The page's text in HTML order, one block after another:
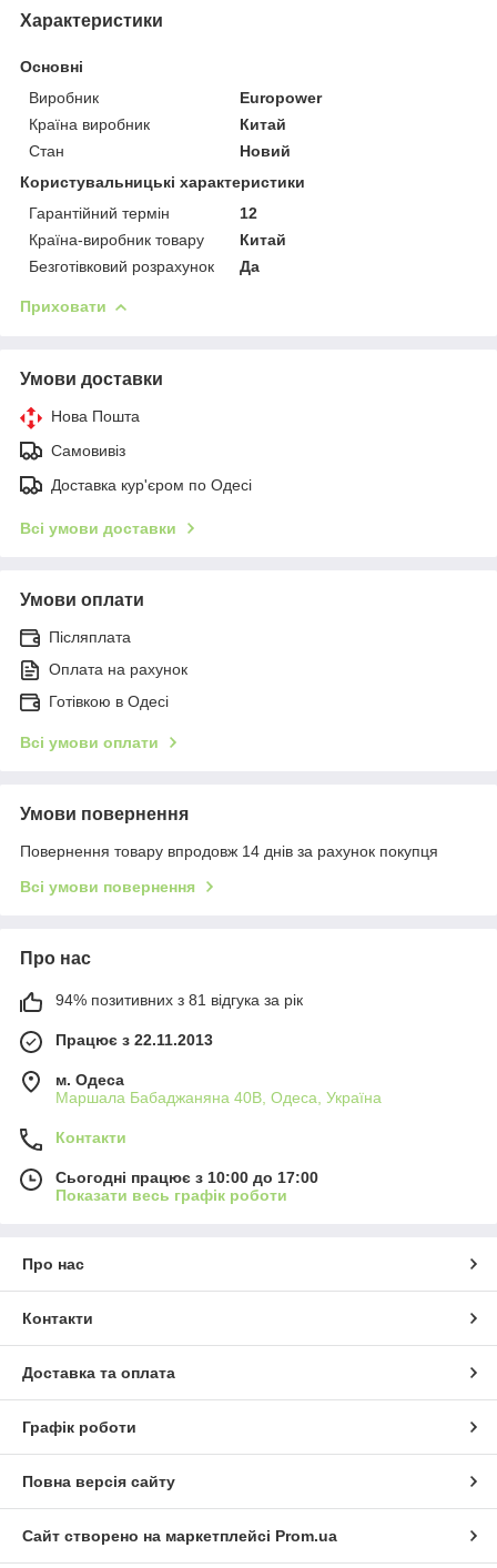
Характеристики
Основні
Виробник
Europower
Країна виробник
Китай
Стан
Новий
Користувальницькі характеристики
Гарантійний термін
12
Країна-виробник товару
Китай
Безготівковий розрахунок
Да
Приховати
Умови доставки
Нова Пошта
Самовивіз
Доставка кур'єром по Одесі
Всі умови доставки
Умови оплати
Післяплата
Оплата на рахунок
Готівкою в Одесі
Всі умови оплати
Умови повернення
Повернення товару впродовж 14 днів за рахунок покупця
Всі умови повернення
Про нас
94% позитивних з 81 відгука за рік
Працює з 22.11.2013
м. Одеса
Маршала Бабаджаняна 40В, Одеса, Україна
Контакти
Сьогодні працює з 10:00 до 17:00
Показати весь графік роботи
Про нас
Контакти
Доставка та оплата
Графік роботи
Повна версія сайту
Сайт створено на маркетплейсі Prom.ua